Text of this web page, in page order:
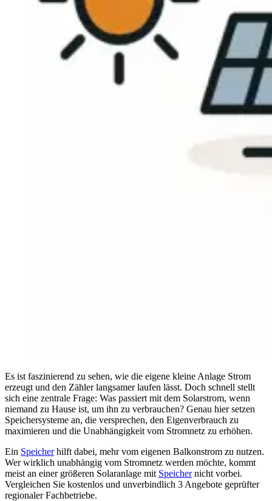
Es ist faszinierend zu sehen, wie die eigene kleine Anlage Strom
erzeugt und den Zähler langsamer laufen lässt. Doch schnell stellt
sich eine zentrale Frage: Was passiert mit dem Solarstrom, wenn
niemand zu Hause ist, um ihn zu verbrauchen? Genau hier setzen
Speichersysteme an, die versprechen, den Eigenverbrauch zu
maximieren und die Unabhängigkeit vom Stromnetz zu erhöhen.
Ein Speicherhilft dabei, mehr vom eigenen Balkonstrom zu nutzen.
Wer wirklich unabhängig vom Stromnetz werden möchte, kommt
meist an einer größeren Solaranlage mit Speichernicht vorbei.
Vergleichen Sie kostenlos und unverbindlich 3 Angebote geprüfter
regionaler Fachbetriebe.